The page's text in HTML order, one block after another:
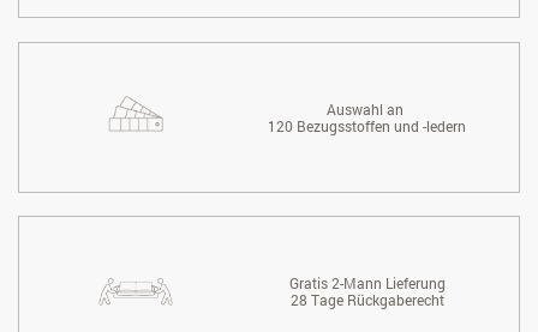
Auswahl an
120 Bezugsstoffen und -ledern
Gratis 2-Mann Lieferung
28 Tage Rückgaberecht